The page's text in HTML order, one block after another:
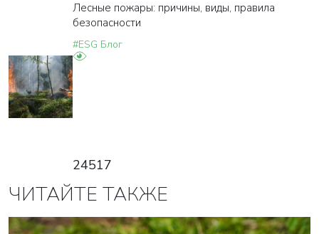
Лесные пожары: причины, виды, правила
безопасности
#ESG Блог
24517
ЧИТАЙТЕ ТАКЖЕ